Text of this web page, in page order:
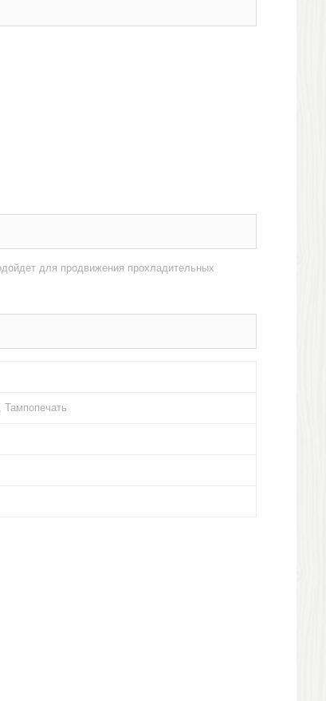
для продвижения прохладительных
Тампопечать